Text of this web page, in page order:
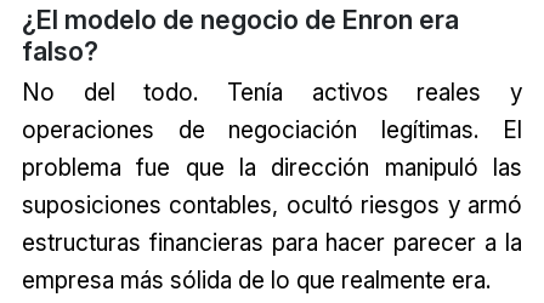
¿El modelo de negocio de Enron era
falso?
No del todo. Tenía activos reales y
operaciones de negociación legítimas. El
problema fue que la dirección manipuló las
suposiciones contables, ocultó riesgos y armó
estructuras financieras para hacer parecer a la
empresa más sólida de lo que realmente era.